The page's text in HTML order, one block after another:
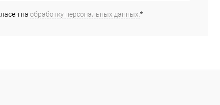
на обработку персональных данных.*